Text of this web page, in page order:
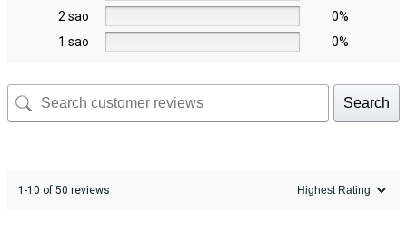
2 sao
0%
1 sao
0%
Search
1-10 of 50 reviews